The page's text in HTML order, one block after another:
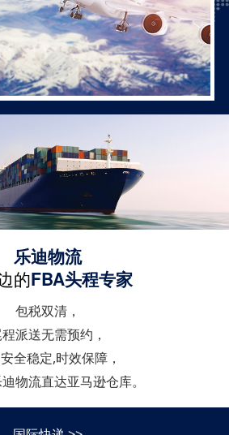
乐迪物流
的FBA头程专家
包税双清，
派送无需预约，
全稳定,时效保障，
物流直达亚马逊仓库。